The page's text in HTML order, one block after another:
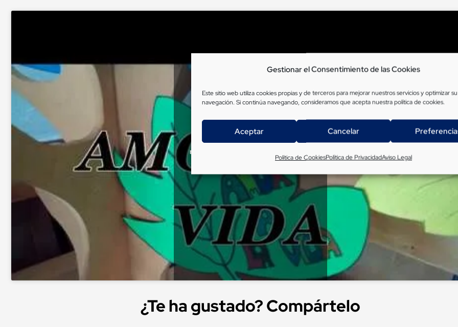
Gestionar el Consentimiento de las Cookies
Este sitio web utiliza cookies propias y de terceros para mejorar nuestros servicios y optimizar su
navegación. Si continúa navegando, consideramos que acepta nuestrapolítica de cookies.
Aceptar Cancelar
Política de CookiesPolítica de PrivacidadAviso Legal
Haz clic para aceptar cookies de
marketing y permitir este contenido
¿Te ha gustado? Compártelo